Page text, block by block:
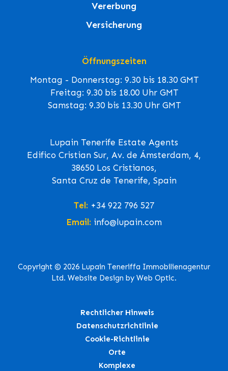
Vererbung
Versicherung
Öffnungszeiten
Montag - Donnerstag: 9.30 bis 18.30 GMT
Freitag: 9.30 bis 18.00 Uhr GMT
Samstag: 9.30 bis 13.30 Uhr GMT
Lupain Tenerife Estate Agents
Edifico Cristian Sur, Av. de Ámsterdam, 4,
38650 Los Cristianos,
Santa Cruz de Tenerife, Spain
Tel: +34 922 796 527
Email: info@lupain.com
Copyright © 2026 Lupain Teneriffa Immobilienagentur
Ltd. Website Design by Web Optic.
Rechtlicher Hinweis
Datenschutzrichtlinie
Cookie-Richtlinie
Orte
Komplexe